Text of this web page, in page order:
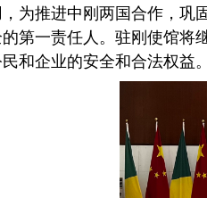
为推进中刚两国合作，巩
第一责任人。驻刚使馆将
和企业的安全和合法权益